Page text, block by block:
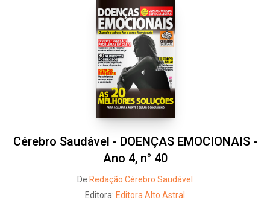
Cérebro Saudável - DOENÇAS EMOCIONAIS -
Ano 4, n° 40
De Redação Cérebro Saudável
Editora: Editora Alto Astral